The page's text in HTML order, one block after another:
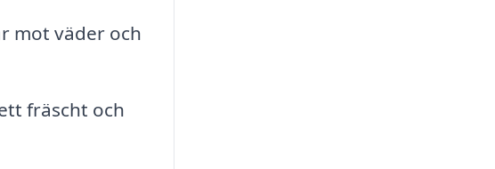
mot väder och
fräscht och